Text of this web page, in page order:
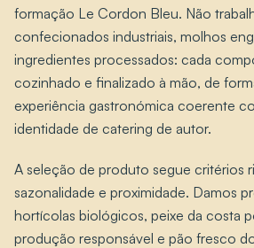
formação Le Cordon Bleu. Não
confecionados industriais, molhos
ingredientes processados: cada
cozinhado e finalizado à mão, de
experiência gastronómica coerente
identidade de catering de autor.
A seleção de produto segue critérios
sazonalidade e proximidade. Damos
hortícolas biológicos, peixe da costa
produção responsável e pão fresco